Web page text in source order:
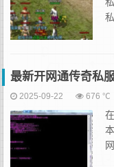
最新开网通传奇私
2025-09-22 676 ℃